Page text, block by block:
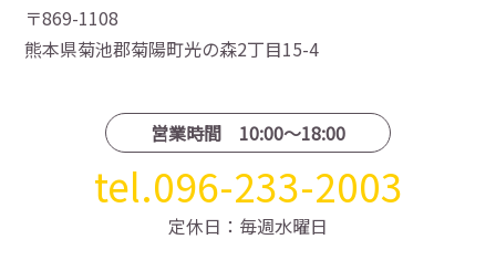
〒869-1108
熊本県菊池郡菊陽町光の森2丁目15-4
営業時間 10:00〜18:00
tel.096-233-2003
定休日：毎週水曜日